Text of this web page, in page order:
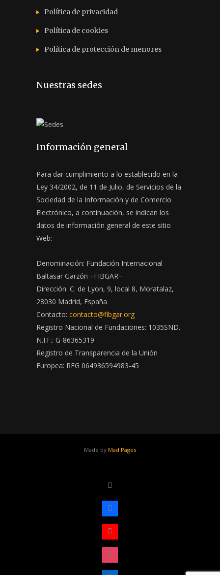
Política de privacidad
Política de cookies
Política de protección de menores
Nuestras sedes
Información general
Para dar cumplimiento a lo establecido en la
Ley 34/2002, de 11 de Julio, de Servicios de la
Sociedad de la Información y de Comercio
Electrónico, a continuación, se indican los
datos de información general de este sitio
Web:
Denominación: Fundación Internacional
Baltasar Garzón –FIBGAR–
Dirección: C. de Lyon, 9, local 8, Moratalaz,
28030 Madrid, España
Contacto: contacto@fibgar.org
Registro Nacional de Fundaciones: 1035SND.
N.I.F.: G-86365319
Registro de Transparencia de la Unión
Europea: REG 064936594983-45
Made by Mad Pages
facebook
youtube
instagram